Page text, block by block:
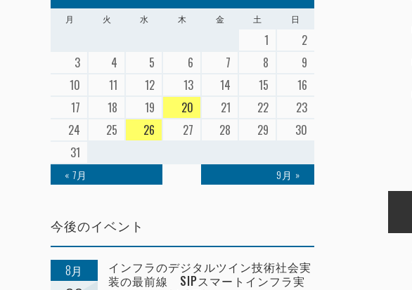
月 火 水 木 金 土 日
1
2
3
4 5 6 7 8
9
10
11 12 13 14 15
16
17
18 19 20 21 22
23
24
25 26 27 28 29
30
31
« 7月 9月 »
今後のイベント
8月
インフラのデジタルツイン技術社会実
装の最前線 SIPスマートインフラ実